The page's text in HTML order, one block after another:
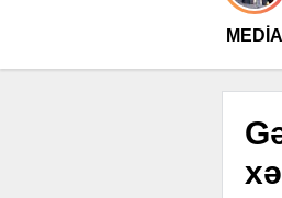
MEDİA